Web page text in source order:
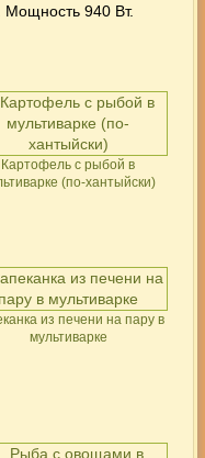
Мощность 940 Вт.
Картофель с рыбой в
(по-хантыйски)
из печени на пару в
мультиварке